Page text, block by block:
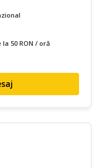
la 50 RON / oră